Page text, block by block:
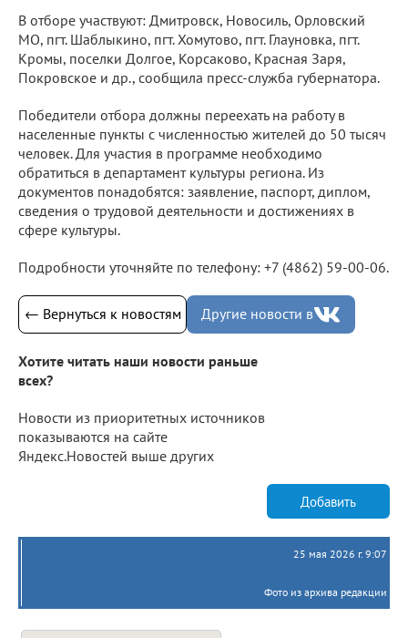
В отборе участвуют: Дмитровск, Новосиль, Орловский
МО, пгт. Шаблыкино, пгт. Хомутово, пгт. Глауновка, пгт.
Кромы, поселки Долгое, Корсаково, Красная Заря,
Покровское и др., сообщила пресс-служба губернатора.
Победители отбора должны переехать на работу в
населенные пункты с численностью жителей до 50 тысяч
человек. Для участия в программе необходимо
обратиться в департамент культуры региона. Из
документов понадобятся: заявление, паспорт, диплом,
сведения о трудовой деятельности и достижениях в
сфере культуры.
Подробности уточняйте по телефону: +7 (4862) 59-00-06.
← Вернуться к новостям Другие новости в
Хотите читать наши новости раньше
всех?
Новости из приоритетных источников
показываются на сайте
Яндекс.Новостей выше других
Добавить
25 мая 2026 г. 9:07
Фото из архива редакции